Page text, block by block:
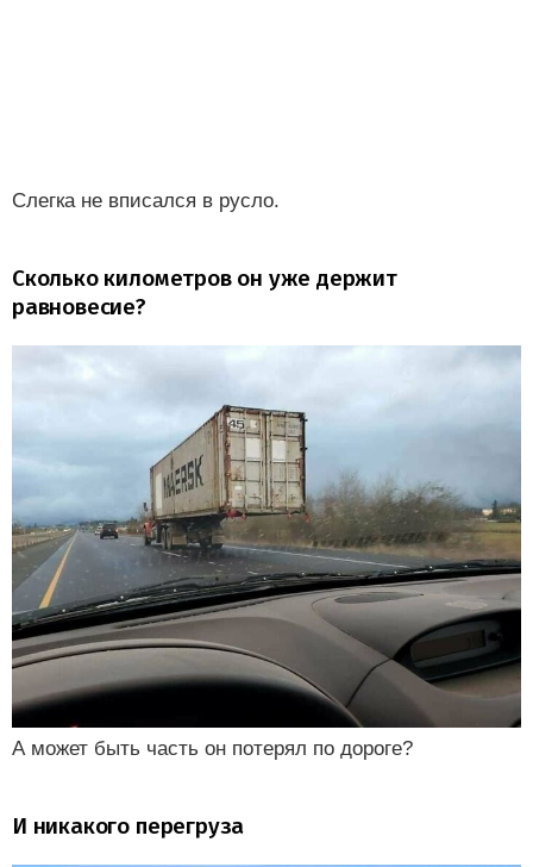
Слегка не вписался в русло.
Сколько километров он уже держит
равновесие?
А может быть часть он потерял по дороге?
И никакого перегруза